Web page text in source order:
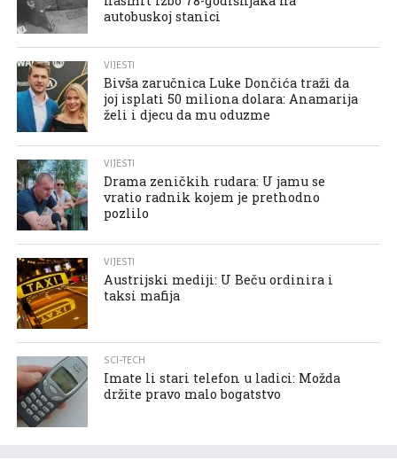
autobuskoj stanici
VIJESTI
Bivša zaručnica Luke Dončića traži da
joj isplati 50 miliona dolara: Anamarija
želi i djecu da mu oduzme
VIJESTI
Drama zeničkih rudara: U jamu se
vratio radnik kojem je prethodno
pozlilo
VIJESTI
Austrijski mediji: U Beču ordinira i
taksi mafija
SCI-TECH
Imate li stari telefon u ladici: Možda
držite pravo malo bogatstvo